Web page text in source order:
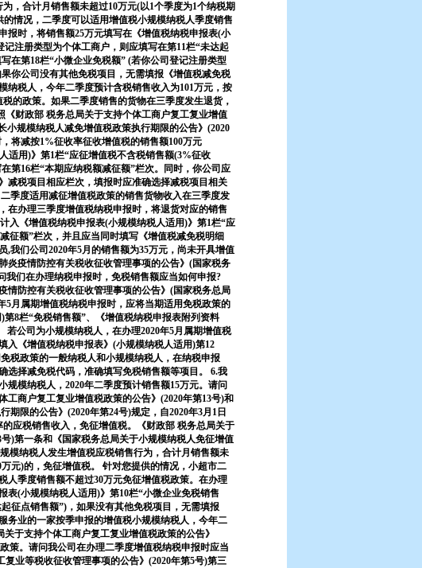
，合计月销售额未超过10万元(以1个季度为1个纳税期
情况，二季度可以适用增值税小规模纳税人季度销售
报时，将销售额25万元填写在《增值税纳税申报表(小
注册类型为个体工商户，则应填写在第11栏“未达起
在第18栏“小微企业免税额” (若你公司登记注册类型
你公司没有其他免税项目，无需填报《增值税减免税
纳税人，今年二季度预计含税销售收入为101万元，按
的政策。如果二季度销售的货物在三季度发生退货，
财政部 税务总局关于支持个体工商户复工复业增值
小规模纳税人减免增值税政策执行期限的公告》(2020
将减按1%征收率征收增值税的销售额100万元
适用)》第1栏“应征增值税不含税销售额(3%征收
第16栏“本期应纳税额减征额”栏次。同时，你公司应
减税项目相应栏次，填报时应准确选择减税项目相关
季度适用减征增值税政策的销售货物收入在三季度发
在办理三季度增值税纳税申报时，将退货对应的销售
入《增值税纳税申报表(小规模纳税人适用)》第1栏“应
征额”栏次，并且应当同时填写《增值税减免税明细
我们公司2020年5月的销售额为35万元，尚未开具增值
炎疫情防控有关税收征收管理事项的公告》(国家税务
我们在办理纳税申报时，免税销售额应当如何申报?
情防控有关税收征收管理事项的公告》(国家税务总局
5月属期增值税纳税申报时，应将当期适用免税政策的
8栏“免税销售额”、《增值税纳税申报表附列资料
公司为小规模纳税人，在办理2020年5月属期增值税
入《增值税纳税申报表》(小规模纳税人适用)第12
税政策的一般纳税人和小规模纳税人，在纳税申报
选择减免税代码，准确填写免税销售额等项目。 6.我
模纳税人，2020年二季度预计销售额15万元。请问
商户复工复业增值税政策的公告》(2020年第13号)和
期限的公告》(2020年第24号)规定，自2020年3月1日
应税销售收入，免征增值税。《财政部 税务总局关于
)第一条和《国家税务总局关于小规模纳税人免征增值
模纳税人发生增值税应税销售行为，合计月销售额未
元)的，免征增值税。 针对您提供的情况，小超市二
人季度销售额不超过30万元免征增值税政策。在办理
(小规模纳税人适用)》第10栏“小微企业免税销售
征点销售额”)，如果没有其他免税项目，无需填报
务业的一家按季申报的增值税小规模纳税人，今年二
于支持个体工商户复工复业增值税政策的公告》
策。请问我公司在办理二季度增值税纳税申报时应当
业等税收征收管理事项的公告》(2020年第5号)第三